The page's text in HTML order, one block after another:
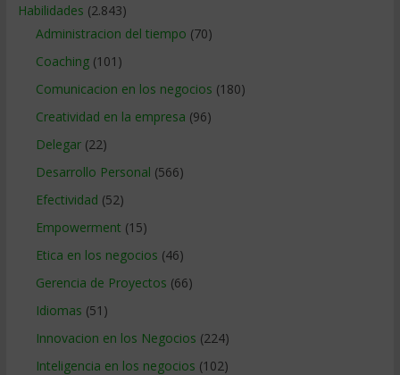
Habilidades (2.843)
Administracion del tiempo (70)
Coaching(101)
Comunicacion en los negocios (180)
Creatividad en la empresa (96)
Delegar(22)
Desarrollo Personal (566)
Efectividad (52)
Empowerment (15)
Etica en los negocios (46)
Gerencia de Proyectos (66)
Idiomas (51)
Innovacion en los Negocios (224)
Inteligencia en los negocios (102)